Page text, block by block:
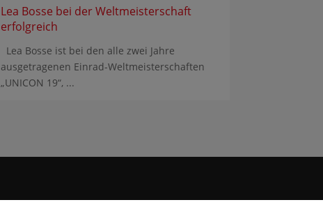
Lea Bosse bei der Weltmeisterschaft
erfolgreich
Lea Bosse ist bei den alle zwei Jahre
ausgetragenen Einrad-Weltmeisterschaften
„UNICON 19“, ...